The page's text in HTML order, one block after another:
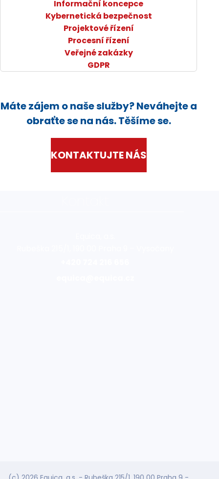
Informační koncepce
Kybernetická bezpečnost
Projektové řízení
Procesní řízení
Veřejné zakázky
GDPR
Máte zájem o naše služby? Neváhejte a
obraťte se na nás. Těšíme se.
KONTAKTUJTE NÁS